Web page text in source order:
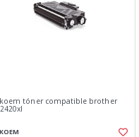
tóner compatible brother